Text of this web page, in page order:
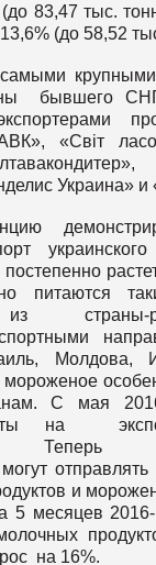
83,47 тыс.
(до 58,52
бывшего
«Світ
Украина»
постепенно
питаются
из страны-
Молдова,
С мая
на
Теперь
и
5 месяцев
на 16%.